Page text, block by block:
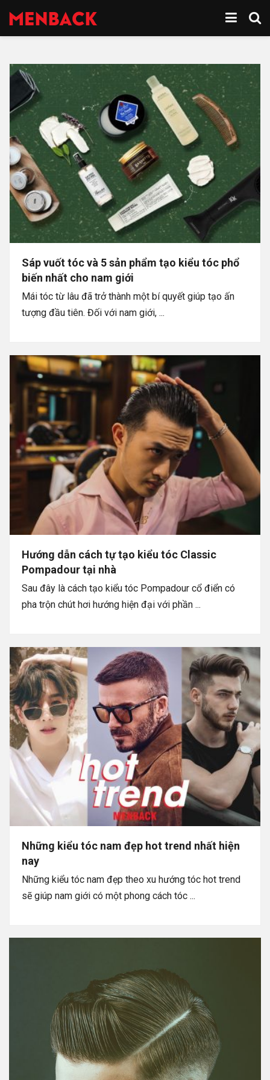
Sáp vuốt tóc và 5 sản phẩm tạo kiểu tóc phổ
biến nhất cho nam giới
Mái tóc từ lâu đã trở thành một bí quyết giúp tạo ấn
tượng đầu tiên. Đối với nam giới, ...
Hướng dẫn cách tự tạo kiểu tóc Classic
Pompadour tại nhà
Sau đây là cách tạo kiểu tóc Pompadour cổ điển có
pha trộn chút hơi hướng hiện đại với phần ...
Những kiểu tóc nam đẹp hot trend nhất hiện
nay
Những kiểu tóc nam đẹp theo xu hướng tóc hot trend
sẽ giúp nam giới có một phong cách tóc ...